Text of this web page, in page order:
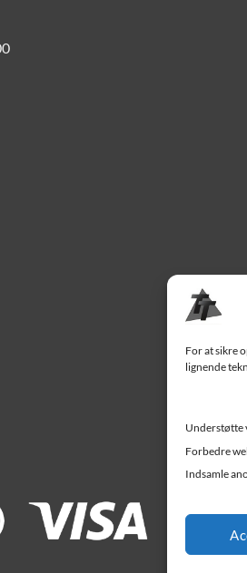
For at sikre
lignende
Understøtte
Forbedre
Indsamle